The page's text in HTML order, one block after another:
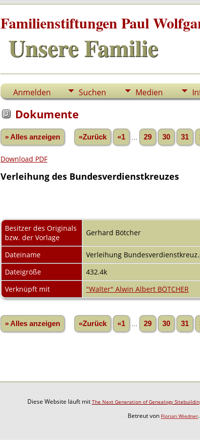
Familienstiftungen Paul
Unsere Familie
Anmelden Suchen Medien
Dokumente
» Alles anzeigen «Zurück «1 29 30 31
Download PDF
Verleihung des Bundesverdienstkreuzes
Besitzer des Originals
bzw. der Vorlage
Gerhard Bötcher
Dateiname
Verleihung
Dateigröße
432.4k
Verknüpft mit
"Walter" Alwin Albert BÖTCHER
» Alles anzeigen «Zurück «1 29 30 31
Diese Website läuft mitThe Next Generation of Genealogy
Betreut vonFlorian Wiedner